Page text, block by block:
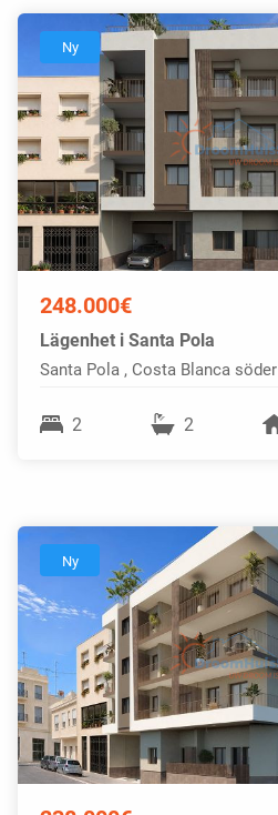
Ny
248.000€
Lägenhet i Santa Pola
Santa Pola , Costa Blanca söder
2 2
Ny